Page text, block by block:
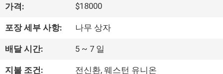
에
관
한
것
가격: $18000
포장 세부 사항: 나무 상자
배달 시간: 5 ~ 7 일
지불 조건: 전신환, 웨스턴 유니온